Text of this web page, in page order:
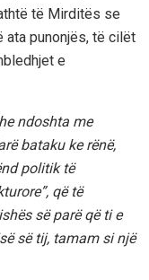
të Mirditës se
ata punonjës, të cilët
e
ndoshta me
bataku ke rënë,
politik të
që të
së parë që ti e
së tij, tamam si një